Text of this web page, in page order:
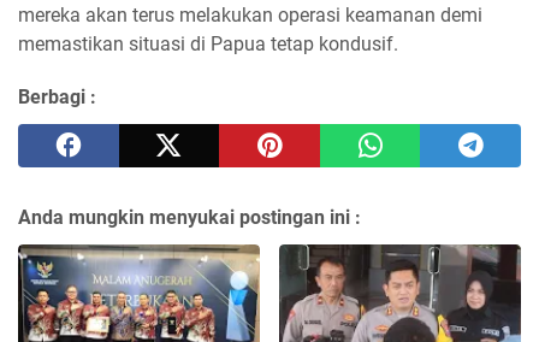
mereka akan terus melakukan operasi keamanan demi
memastikan situasi di Papua tetap kondusif.
Berbagi :
Anda mungkin menyukai postingan ini :